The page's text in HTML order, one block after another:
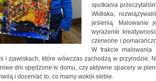
spotkania
Widłaka,
jesienią. Malowanie
wyrażenie
czerwone i
W trakcie malowania
i zjawiskach, które wówczas zachodzą w przyrodzie.
dni spędzone w domu, czy aktywne spacery w
i doceniać to, co mamy wokół siebie.